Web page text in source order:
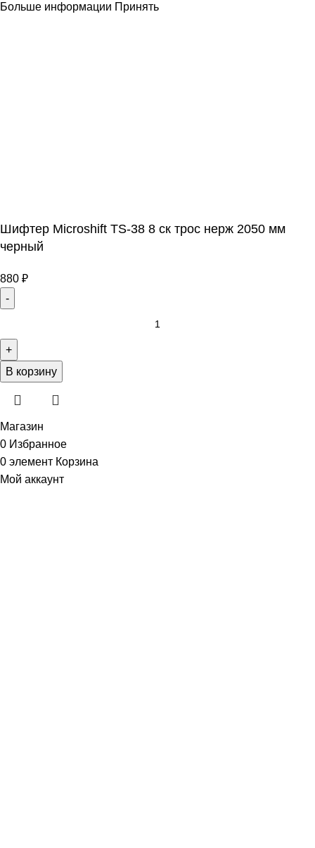
Больше информации Принять
Шифтер Microshift TS-38 8 ск трос нерж 2050 мм
черный
880 ₽
В корзину
Магазин
0 Избранное
0 элемент Корзина
Мой аккаунт